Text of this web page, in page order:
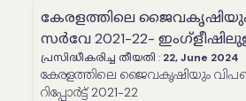
കേരളത്തിലെ
സർവേ 2021-22-
പ്രസിദ്ധീകരിച്ച തീയതി : 22, June 2024
കേരളത്തിലെ ജൈവകൃഷിയും
റിപ്പോർട്ട് 2021-22